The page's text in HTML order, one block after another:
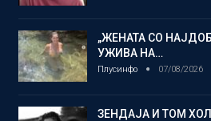
„ЖЕНАТА СО
УЖИВА НА…
Плусинфо 07/08/2026
ЗЕНДАЈА И ТОМ